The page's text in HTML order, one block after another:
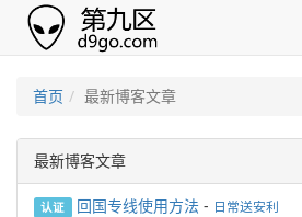
首页 最新博客文章
最新博客文章
认证 回国专线使用方法 - 日常送安利